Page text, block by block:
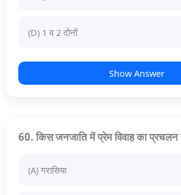
(D) 1 व 2 दोनों
Show Answer
60. किस जनजाति में प्रेम विवाह का
(A) गरासिया